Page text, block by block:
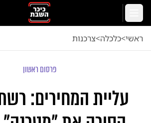
דלג לתוכן הראשי
ראשי<כלכלה<צרכנות
פרסום ראשון
עליית המחירים: